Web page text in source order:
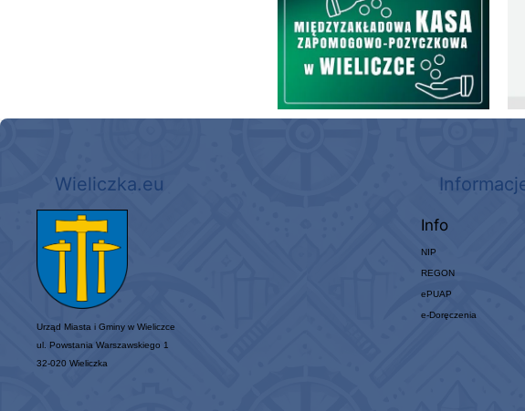
Wieliczka.eu
Urząd Miasta i Gminy w Wieliczce
ul. Powstania Warszawskiego 1
32-020 Wieliczka
Info
NIP
REGON
ePUAP
e-Doręczenia